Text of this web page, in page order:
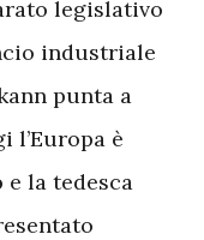
legislativo
industriale
punta a
l’Europa è
e la tedesca